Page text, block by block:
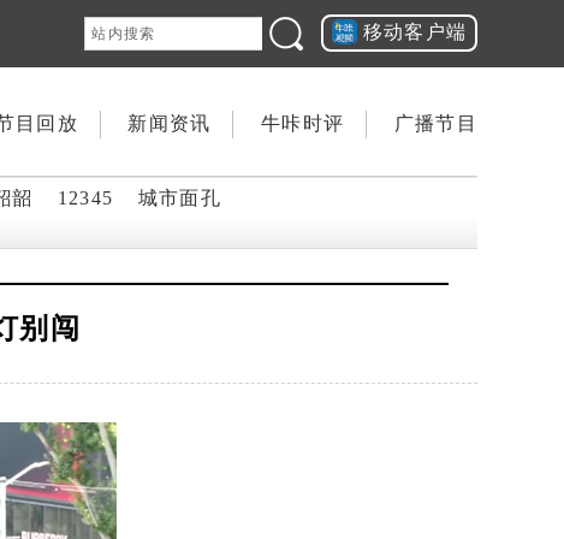
移动客户端
目回放 新闻资讯 牛咔时评 广播节目
韶 12345 城市面孔
别闯